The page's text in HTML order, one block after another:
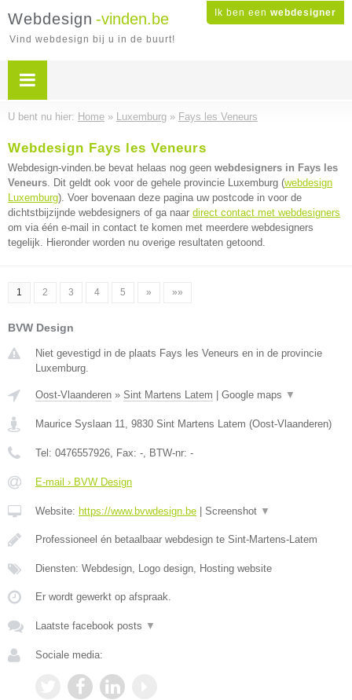
Ik ben een webdesigner
Webdesign -vinden.be
Vind webdesign bij u in de buurt!
U bent nu hier: Home » Luxemburg » Fays les Veneurs
Webdesign Fays les Veneurs
Webdesign-vinden.be bevat helaas nog geen webdesigners in Fays les
Veneurs. Dit geldt ook voor de gehele provincie Luxemburg (webdesign
Luxemburg). Voer bovenaan deze pagina uw postcode in voor de
dichtstbijzijnde webdesigners of ga naar direct contact met webdesigners
om via één e-mail in contact te komen met meerdere webdesigners
tegelijk. Hieronder worden nu overige resultaten getoond.
1 2 3 4 5 » »»
BVW Design
Niet gevestigd in de plaats Fays les Veneurs en in de provincie
Luxemburg.
Oost-Vlaanderen » Sint Martens Latem Google maps ▼
Maurice Syslaan 11, 9830 Sint Martens Latem (Oost-Vlaanderen)
Tel: 0476557926, Fax: -, BTW-nr: -
E-mail › BVW Design
Website: https://www.bvwdesign.be Screenshot ▼
Professioneel én betaalbaar webdesign te Sint-Martens-Latem
Diensten: Webdesign, Logo design, Hosting website
Er wordt gewerkt op afspraak.
Laatste facebook posts ▼
Sociale media: